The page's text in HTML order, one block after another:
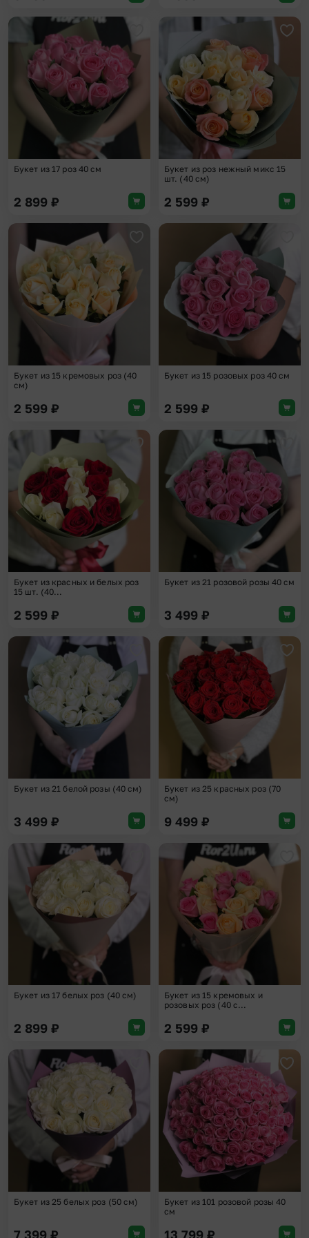
Добавить в избранное
Букет из 17 роз 40 см
2 899 ₽
Букет из роз нежный микс 15
шт. (40 см)
2 599 ₽
Добавить в избранное
Букет из 15 кремовых роз (40
см)
2 599 ₽
Букет из 15 розовых роз 40 см
2 599 ₽
Добавить в избранное
Букет из красных и белых роз
15 шт. (40...
2 599 ₽
Букет из 21 розовой розы 40 см
3 499 ₽
Добавить в избранное
Букет из 21 белой розы (40 см)
3 499 ₽
Букет из 25 красных роз (70
см)
9 499 ₽
Добавить в избранное
Букет из 17 белых роз (40 см)
2 899 ₽
Букет из 15 кремовых и
розовых роз (40 с...
2 599 ₽
Добавить в избранное
Букет из 25 белых роз (50 см)
7 399 ₽
Букет из 101 розовой розы 40
см
13 799 ₽